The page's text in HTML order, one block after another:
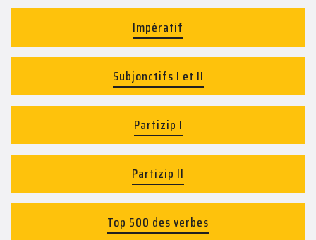
Impératif
Subjonctifs I et II
Partizip I
Partizip II
Top 500 des verbes